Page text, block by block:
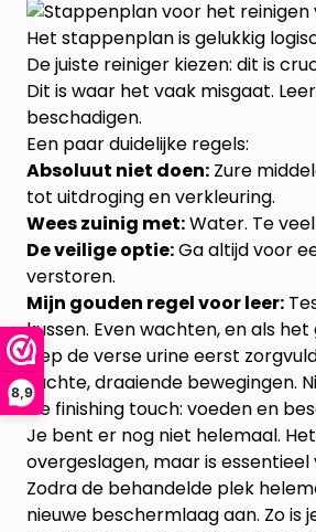
8,9
Het stappenplan is gelukkig
De juiste reiniger kiezen: dit is
Dit is waar het vaak misgaat.
beschadigen.
Een paar duidelijke regels:
Absoluut niet doen: Zure
tot uitdroging en verkleuring.
Wees zuinig met:Water. Te
De veilige optie:Ga altijd voor
verstoren.
Mijn gouden regel voor leer:
kussen. Even wachten, en als
Dep de verse urine eerst
zachte, draaiende bewegingen.
De finishing touch: voeden en
Je bent er nog niet helemaal.
overgeslagen, maar is
Zodra de behandelde plek
nieuwe beschermlaag aan. Zo